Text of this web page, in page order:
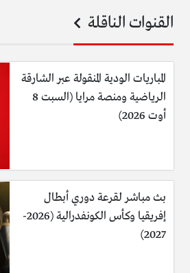
القنوات الناقلة
المباريات الودية المنقولة عبر الشارقة
الرياضية ومنصة مرايا (السبت 8
أوت 2026)
بث مباشر لقرعة دوري أبطال
إفريقيا وكأس الكونفدرالية (2026-
2027)